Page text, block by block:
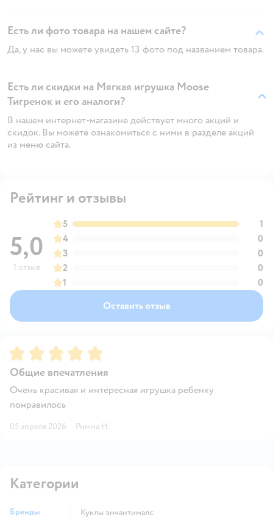
Есть ли фото товара на нашем сайте?
Да, у нас вы можете увидеть 13 фото под названием товара.
Есть ли скидки на Мягкая игрушка Moose
Тигренок и его аналоги?
В нашем интернет-магазине действует много акций и
скидок. Вы можете ознакомиться с ними в разделе акций
из меню сайта.
Рейтинг и отзывы
5,0
1 отзыв
5
1
4
0
3
0
2
0
1
0
Оставить отзыв
Рейтинг:5
Общие впечатления
Очень красивая и интересная игрушка ребенку
понравилось
05 апреля 2026 · Римма Н.
Категории
Бренды
Куклы энчантималс